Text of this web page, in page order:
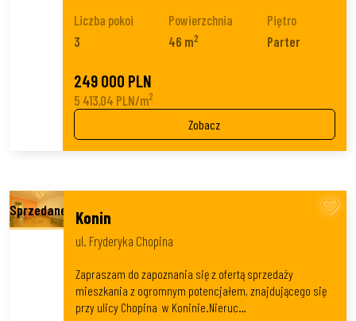
Liczba pokoi
3
Powierzchnia
46 m2
Piętro
Parter
249 000 PLN
5 413,04 PLN/m2
Zobacz
Konin
ul. Fryderyka Chopina
Zapraszam do zapoznania się z ofertą sprzedaży
mieszkania z ogromnym potencjałem, znajdującego się
przy ulicy Chopina w Koninie.Nieruc…